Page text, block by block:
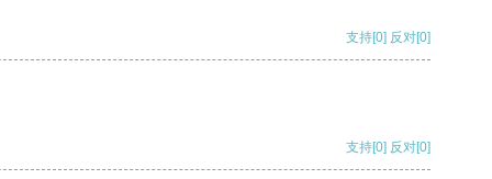
支持[0] 反对[0]
支持[0] 反对[0]